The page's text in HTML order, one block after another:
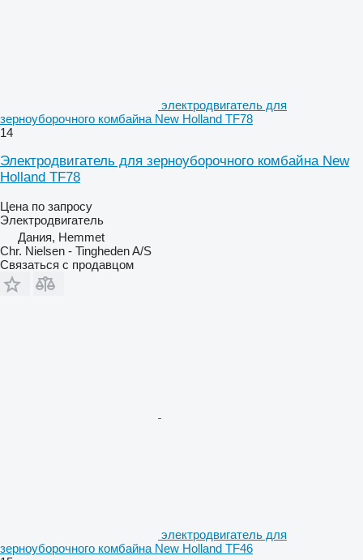
электродвигатель для
зерноуборочного комбайна New Holland TF78
14
Электродвигатель для зерноуборочного комбайна New
Holland TF78
Цена по запросу
Электродвигатель
Дания, Hemmet
Chr. Nielsen - Tingheden A/S
Связаться с продавцом
электродвигатель для
зерноуборочного комбайна New Holland TF46